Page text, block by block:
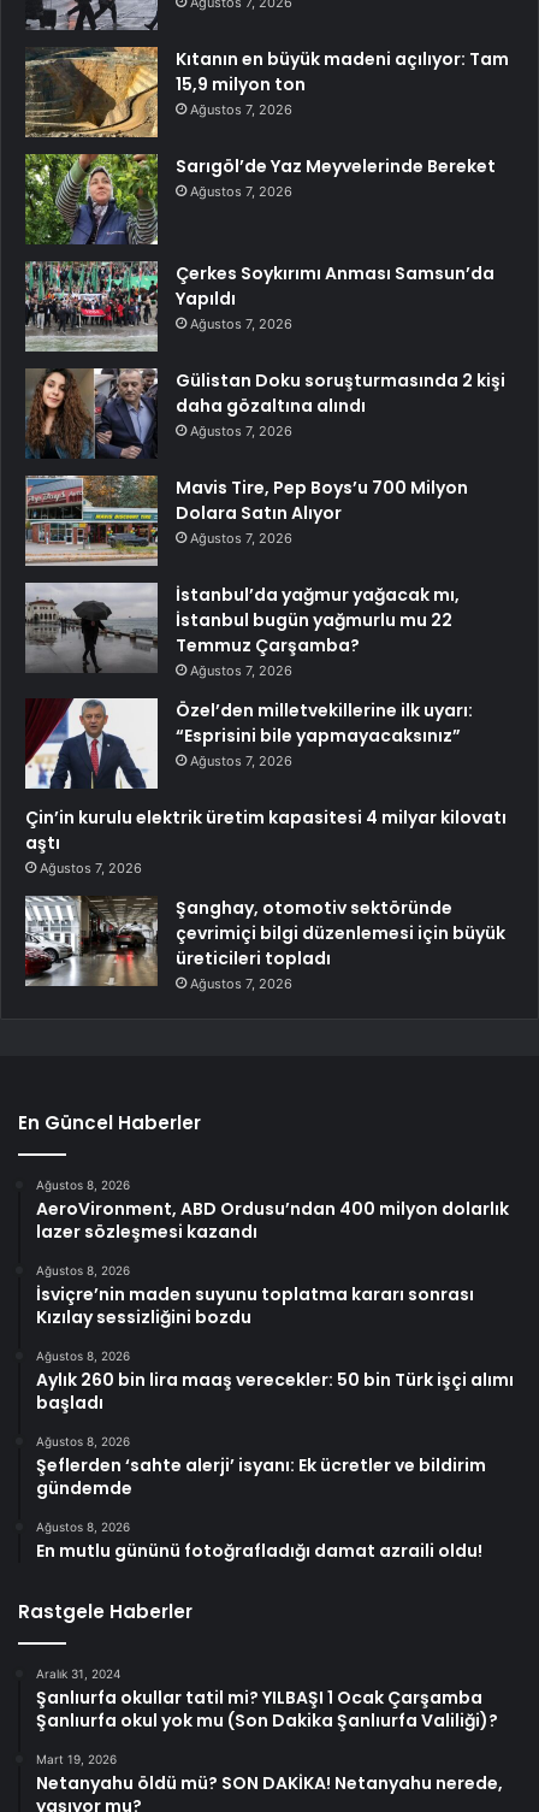
Kıtanın en büyük madeni açılıyor: Tam
15,9 milyon ton
Ağustos 7, 2026
Sarıgöl’de Yaz Meyvelerinde Bereket
Ağustos 7, 2026
Çerkes Soykırımı Anması Samsun’da
Yapıldı
Ağustos 7, 2026
Gülistan Doku soruşturmasında 2 kişi
daha gözaltına alındı
Ağustos 7, 2026
Mavis Tire, Pep Boys’u 700 Milyon
Dolara Satın Alıyor
Ağustos 7, 2026
İstanbul’da yağmur yağacak mı,
İstanbul bugün yağmurlu mu 22
Temmuz Çarşamba?
Ağustos 7, 2026
Özel’den milletvekillerine ilk uyarı:
“Esprisini bile yapmayacaksınız”
Ağustos 7, 2026
Çin’in kurulu elektrik üretim kapasitesi 4 milyar kilovatı
aştı
Ağustos 7, 2026
Şanghay, otomotiv sektöründe
çevrimiçi bilgi düzenlemesi için büyük
üreticileri topladı
Ağustos 7, 2026
En Güncel Haberler
Ağustos 8, 2026
AeroVironment, ABD Ordusu’ndan 400 milyon dolarlık
lazer sözleşmesi kazandı
Ağustos 8, 2026
İsviçre’nin maden suyunu toplatma kararı sonrası
Kızılay sessizliğini bozdu
Ağustos 8, 2026
Aylık 260 bin lira maaş verecekler: 50 bin Türk işçi alımı
başladı
Ağustos 8, 2026
Şeflerden ‘sahte alerji’ isyanı: Ek ücretler ve bildirim
gündemde
Ağustos 8, 2026
En mutlu gününü fotoğrafladığı damat azraili oldu!
Rastgele Haberler
Aralık 31, 2024
Şanlıurfa okullar tatil mi? YILBAŞI 1 Ocak Çarşamba
Şanlıurfa okul yok mu (Son Dakika Şanlıurfa Valiliği)?
Mart 19, 2026
Netanyahu öldü mü? SON DAKİKA! Netanyahu nerede,
yaşıyor mu?